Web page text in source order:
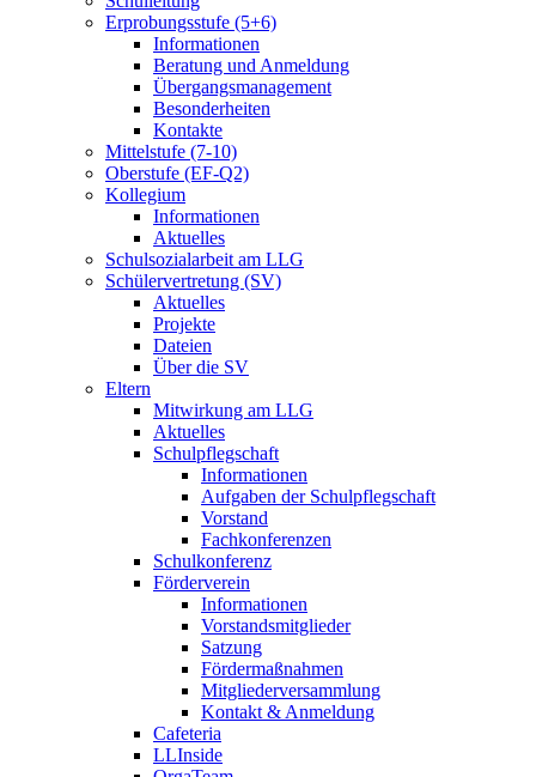
Erprobungsstufe (5+6)
Informationen
Beratung und Anmeldung
Übergangsmanagement
Besonderheiten
Kontakte
Mittelstufe (7-10)
Oberstufe (EF-Q2)
Kollegium
Informationen
Aktuelles
Schulsozialarbeit am LLG
Schülervertretung (SV)
Aktuelles
Projekte
Dateien
Über die SV
Eltern
Mitwirkung am LLG
Aktuelles
Schulpflegschaft
Informationen
Aufgaben der Schulpflegschaft
Vorstand
Fachkonferenzen
Schulkonferenz
Förderverein
Informationen
Vorstandsmitglieder
Satzung
Fördermaßnahmen
Mitgliederversammlung
Kontakt & Anmeldung
Cafeteria
LLInside